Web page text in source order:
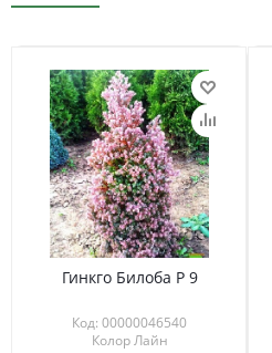
Гинкго Билоба Р 9
Код: 00000046540
Колор Лайн